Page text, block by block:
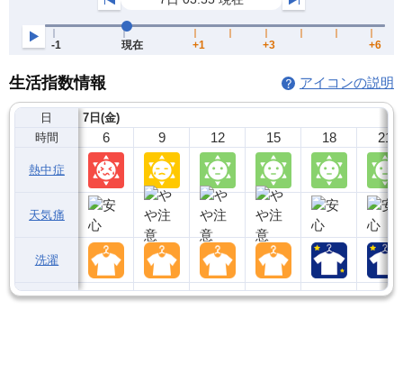
生活指数情報 アイコンの説明
日
時間
熱中症
天気痛
洗濯
7日(金)
6 9 12 15 18 21